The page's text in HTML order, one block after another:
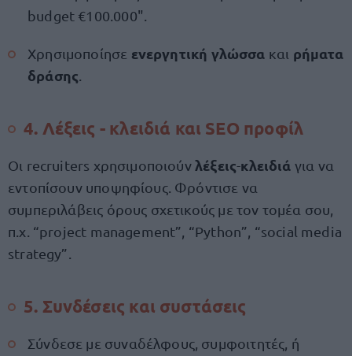
budget €100.000".
Χρησιμοποίησε ενεργητική γλώσσα και ρήματα
δράσης
4. Λέξεις - κλειδιά και SEO προφίλ
Οι recruiters χρησιμοποιούνλέξεις-κλειδιά για να
εντοπίσουν υποψηφίους. Φρόντισε να
συμπεριλάβεις όρους σχετικούς με τον τομέα σου,
π.χ. “project management”, “Python”, “social media
strategy”.
5. Συνδέσεις και συστάσεις
Σύνδεσε με συναδέλφους, συμφοιτητές, ή